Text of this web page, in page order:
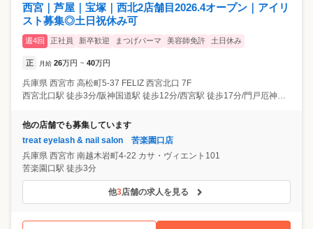
西宮｜芦屋｜宝塚｜西北2店舗目2026.4オープン｜アイリ
スト募集◎土日祝休み可
週4回 正社員 新卒歓迎 まつげパーマ 美容師免許 土日休み
正 月給 26万円 ~ 40万円
兵庫県 西宮市 高松町5-37 FELIZ ⻄宮北⼝ 7F
西宮北口駅 徒歩3分/阪神国道駅 徒歩12分/西宮駅 徒歩17分/門戸厄神駅 徒歩18分
他の店舗でも募集しています
treat eyelash & nail salon 苦楽園口店
兵庫県 西宮市 南越木岩町4-22 カサ・ヴィエント101
苦楽園口駅 徒歩3分
他3店舗の求人を見る